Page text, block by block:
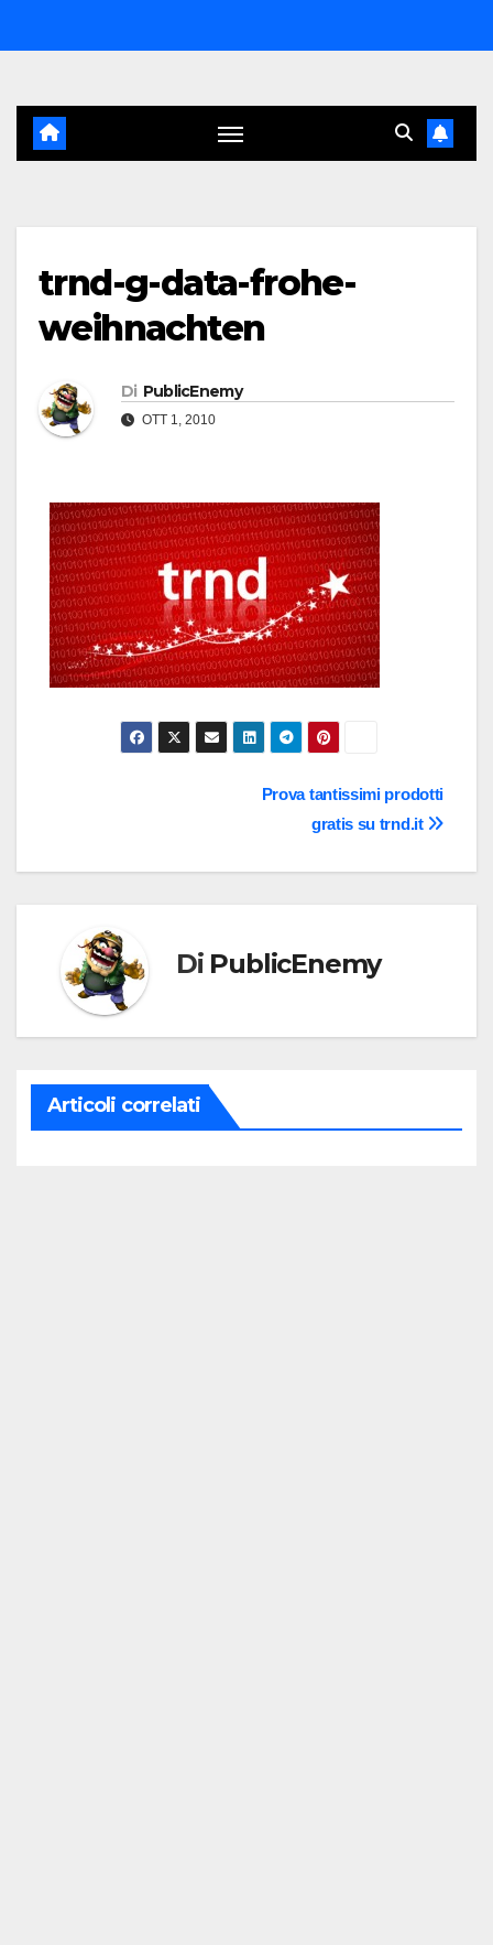
al
trnd-g-data-frohe-
weihnachten
Di PublicEnemy
OTT 1, 2010
Prova tantissimi prodotti
gratis su trnd.it
Di PublicEnemy
Articoli correlati